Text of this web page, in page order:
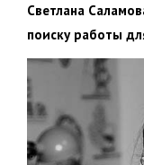
Светлана
поиску работы